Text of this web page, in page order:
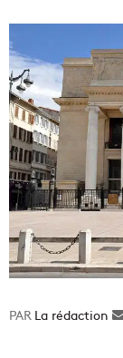
La rédaction